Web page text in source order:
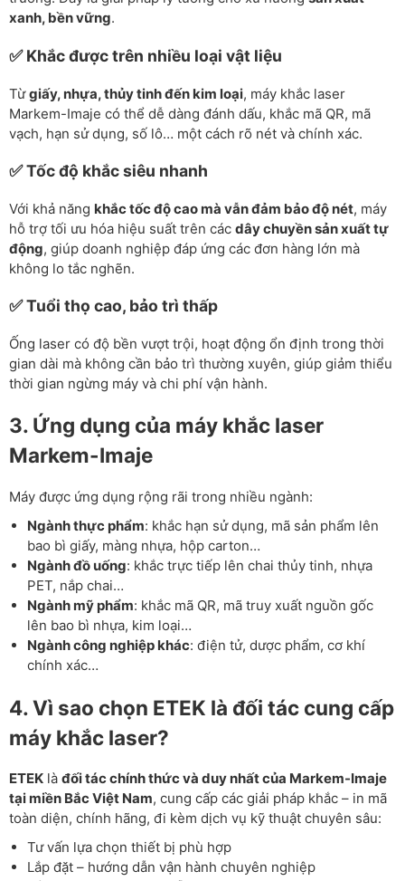
xanh, bền vững.
✅ Khắc được trên nhiều loại vật liệu
Từgiấy, nhựa, thủy tinh đến kim loại, máy khắc laser
Markem-Imaje có thể dễ dàng đánh dấu, khắc mã QR, mã
vạch, hạn sử dụng, số lô… một cách rõ nét và chính xác.
✅ Tốc độ khắc siêu nhanh
Với khả năng khắc tốc độ cao mà vẫn đảm bảo độ nét, máy
hỗ trợ tối ưu hóa hiệu suất trên các dây chuyền sản xuất tự
động, giúp doanh nghiệp đáp ứng các đơn hàng lớn mà
không lo tắc nghẽn.
✅ Tuổi thọ cao, bảo trì thấp
Ống laser có độ bền vượt trội, hoạt động ổn định trong thời
gian dài mà không cần bảo trì thường xuyên, giúp giảm thiểu
thời gian ngừng máy và chi phí vận hành.
3. Ứng dụng của máy khắc laser
Markem-Imaje
Máy được ứng dụng rộng rãi trong nhiều ngành:
Ngành thực phẩm: khắc hạn sử dụng, mã sản phẩm lên
bao bì giấy, màng nhựa, hộp carton…
Ngành đồ uống: khắc trực tiếp lên chai thủy tinh, nhựa
PET, nắp chai…
Ngành mỹ phẩm: khắc mã QR, mã truy xuất nguồn gốc
lên bao bì nhựa, kim loại…
Ngành công nghiệp khác: điện tử, dược phẩm, cơ khí
chính xác…
4. Vì sao chọn ETEK là đối tác cung cấp
máy khắc laser?
ETEK là đối tác chính thức và duy nhất của Markem-Imaje
tại miền Bắc Việt Nam, cung cấp các giải pháp khắc – in mã
toàn diện, chính hãng, đi kèm dịch vụ kỹ thuật chuyên sâu:
Tư vấn lựa chọn thiết bị phù hợp
Lắp đặt – hướng dẫn vận hành chuyên nghiệp